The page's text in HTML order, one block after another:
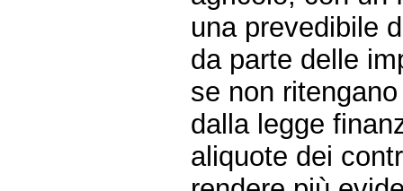
una prevedibile
da parte delle
se non
dalla legge
aliquote dei